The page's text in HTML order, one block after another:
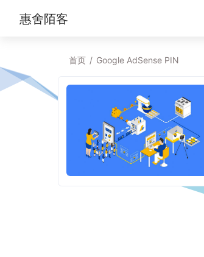
惠舍陌客
首页 / Google AdSense PIN